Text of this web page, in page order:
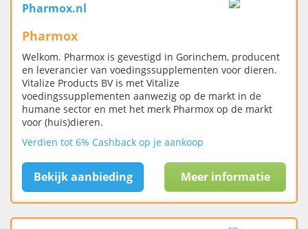
Pharmox.nl
Pharmox
Welkom. Pharmox is gevestigd in Gorinchem, producent
en leverancier van voedingssupplementen voor dieren.
Vitalize Products BV is met Vitalize
voedingssupplementen aanwezig op de markt in de
humane sector en met het merk Pharmox op de markt
voor (huis)dieren.
Verdien tot 6% Cashback op je aankoop
Bekijk aanbieding Meer informatie